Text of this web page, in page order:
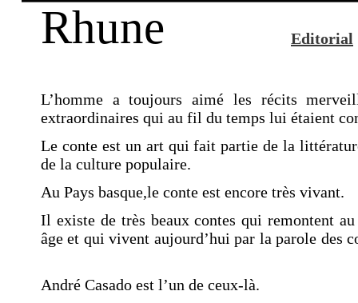
Editorial
L’homme a toujours aimé les récits
extraordinaires qui au fil du temps lui étaient
Le conte est un art qui fait partie de la
de la culture populaire.
Au Pays basque,le conte est encore très vivant.
Il existe de très beaux contes qui remontent
âge et qui vivent aujourd’hui par la parole des
André Casado est l’un de ceux-là.
Rhune